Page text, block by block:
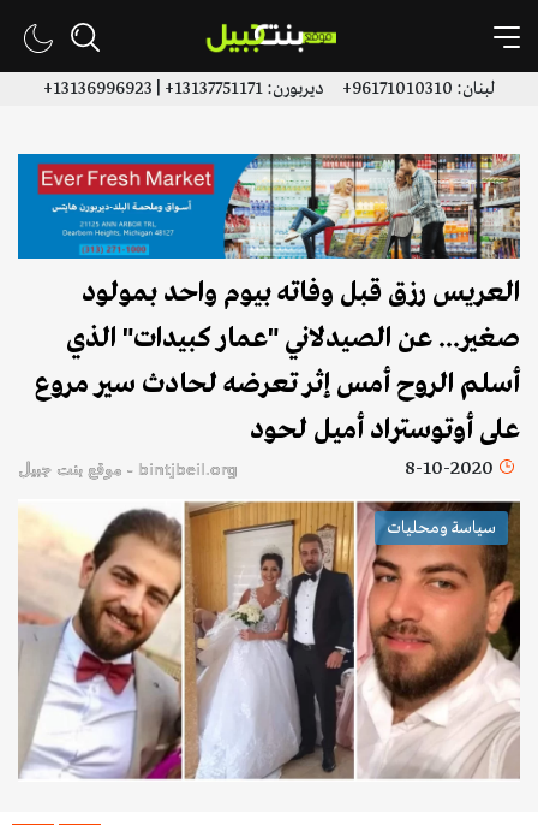
لبنان: 96171010310+ ديربورن: 13137751171+ | 13136996923+
العريس رزق قبل وفاته بيوم واحد بمولود
صغير... عن الصيدلاني "عمار كبيدات" الذي
أسلم الروح أمس إثر تعرضه لحادث سير مروع
على أوتوستراد أميل لحود
8-10-2020 bintjbeil.org - موقع بنت جبيل
سياسة ومحليات